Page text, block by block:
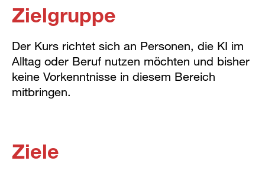
Zielgruppe
Der Kurs richtet sich an Personen, die KI im
Alltag oder Beruf nutzen möchten und bisher
keine Vorkenntnisse in diesem Bereich
mitbringen.
Ziele